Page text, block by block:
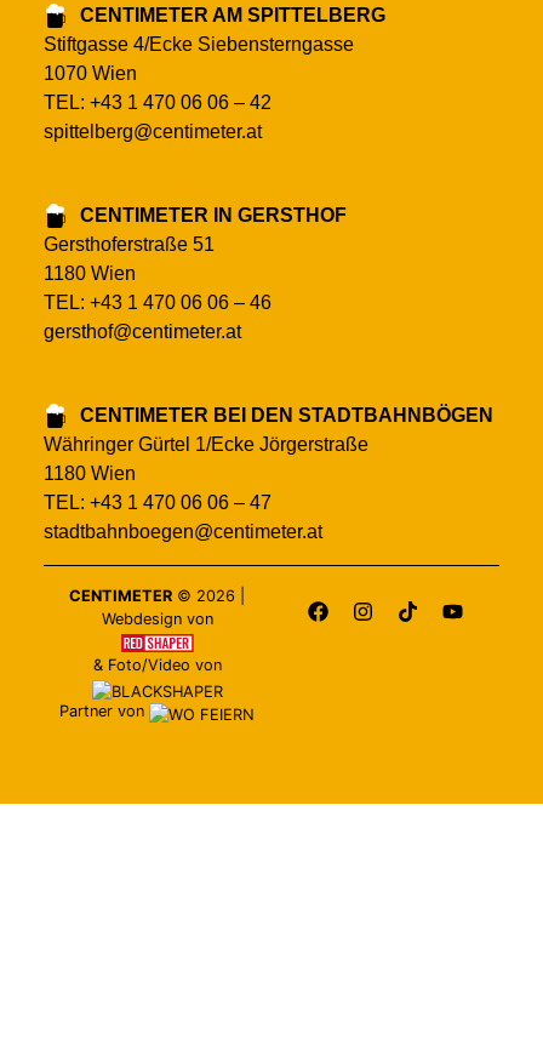
CENTIMETER AM SPITTELBERG
Stiftgasse 4/Ecke Siebensterngasse
1070 Wien
TEL: +43 1 470 06 06 – 42
spittelberg@centimeter.at
CENTIMETER IN GERSTHOF
Gersthoferstraße 51
1180 Wien
TEL: +43 1 470 06 06 – 46
gersthof@centimeter.at
CENTIMETER BEI DEN STADTBAHNBÖGEN
Währinger Gürtel 1/Ecke Jörgerstraße
1180 Wien
TEL: +43 1 470 06 06 – 47
stadtbahnboegen@centimeter.at
CENTIMETER © 2026
Webdesign von
& Foto/Video von
Partner von